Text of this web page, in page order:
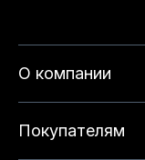
О компании
Покупателям